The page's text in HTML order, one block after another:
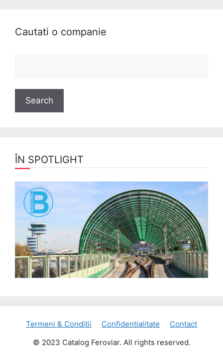
Cautati o companie
ÎN SPOTLIGHT
Termeni & Conditii Confidentialitate
Contact
© 2023 Catalog Feroviar. All rights reserved.